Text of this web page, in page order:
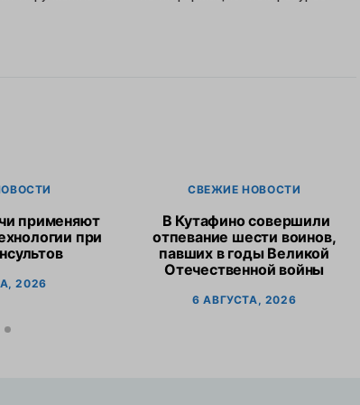
применяют
при
2026
СВЕЖИЕ НОВОСТИ
В Кутафино совершили
отпевание шести воинов,
павших в годы Великой
Отечественной войны
6 АВГУСТА, 2026